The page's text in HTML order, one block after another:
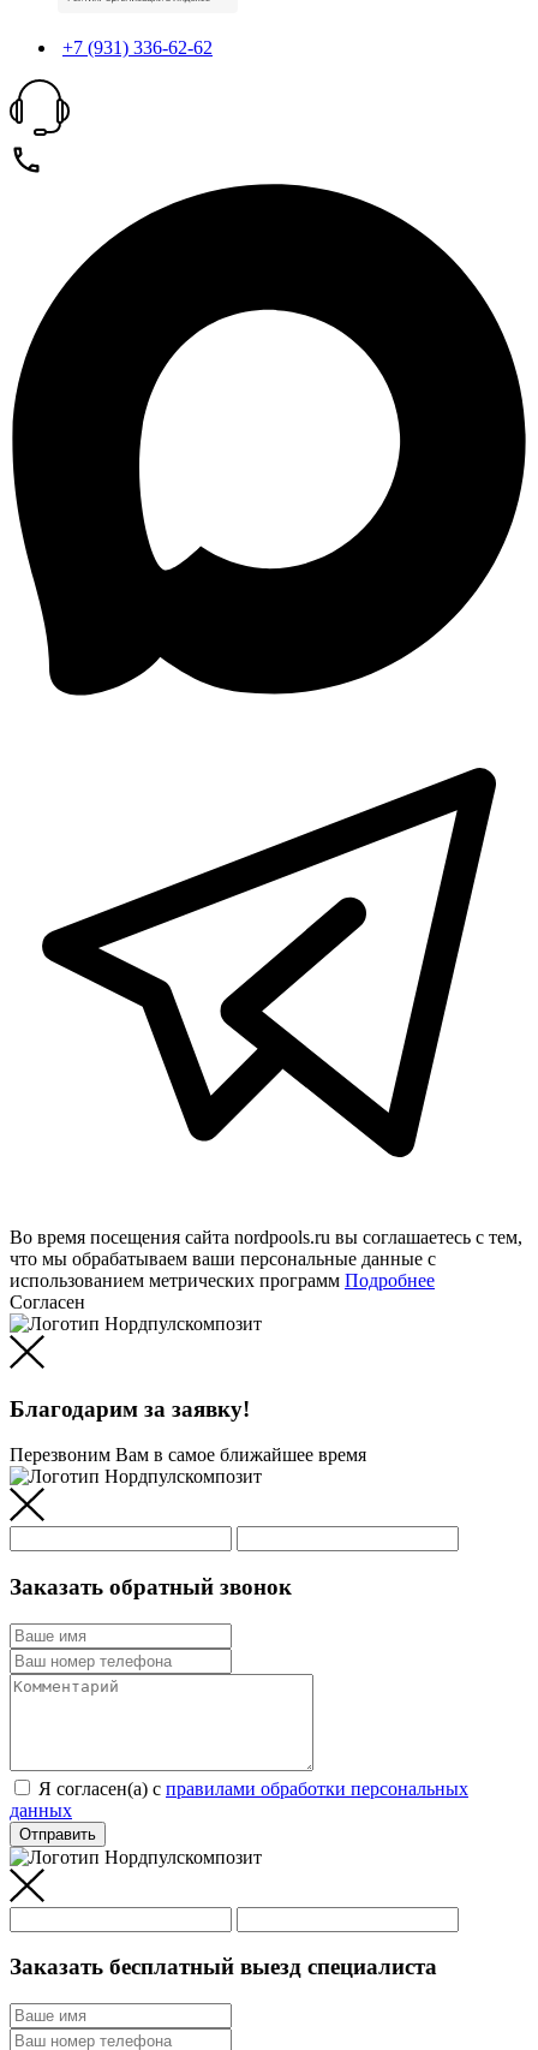
+7 (931) 336-62-62
Во время посещения сайта nordpools.ru вы соглашаетесь с тем,
что мы обрабатываем ваши персональные данные с
использованием метрических программ Подробнее
Согласен
Благодарим за заявку!
Перезвоним Вам в самое ближайшее время
Заказать обратный звонок
Я согласен(а) c правилами обработки персональных
данных
Отправить
Заказать бесплатный выезд специалиста